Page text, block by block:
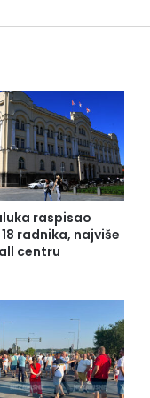
raspisao
radnika, najviše
centru